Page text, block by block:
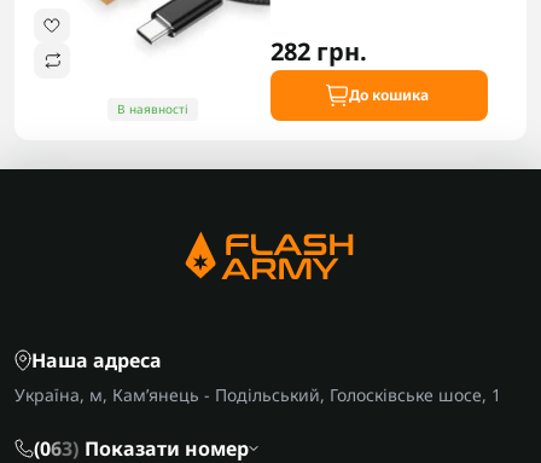
В наявності
282 грн.
До кошика
Наша адреса
Україна, м, Кам’янець - Подільський, Голосківське шосе, 1
(063) Показати номер